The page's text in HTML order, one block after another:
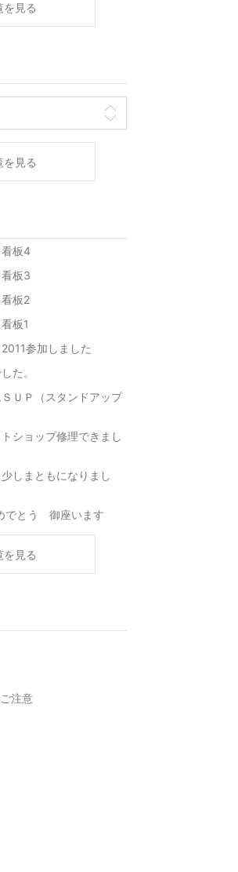
を見る
を見る
板4
板3
板2
板1
参加しました
た。
ＵＰ（スタンドアップ
ショップ修理できまし
しまともになりまし
でとう 御座います
を見る
注意